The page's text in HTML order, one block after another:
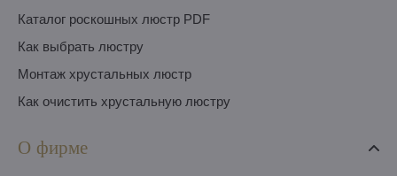
Каталог роскошных люстр PDF
Как выбрать люстру
Монтаж хрустальных люстр
Как очистить хрустальную люстру
О фирме